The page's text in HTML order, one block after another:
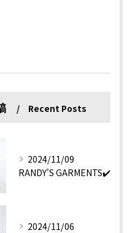
Recent Posts
2024/11/09
RANDY'S GARMENTS✔️
2024/11/06